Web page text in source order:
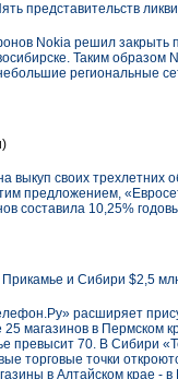
представительств
Nokia решил закрыть
Таким образом
региональные
выкуп своих
предложением,
составила 10,25%
Прикамье и Сибири $2,5
расширяет
магазинов в Пермском
превысит 70. В Сибири
торговые точки
в Алтайском крае